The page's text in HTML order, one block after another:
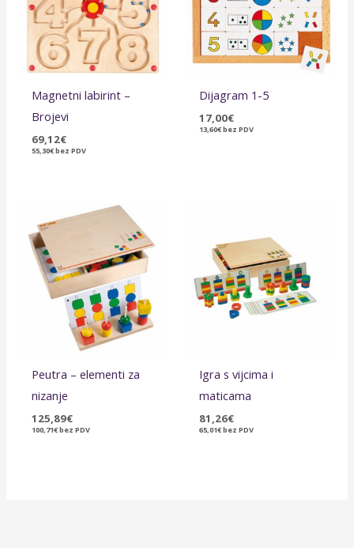
Magnetni labirint –
Brojevi
69,12€
55,30€bez PDV
Dijagram 1-5
17,00€
13,60€bez PDV
Peutra – elementi za
nizanje
125,89€
100,71€bez PDV
Igra s vijcima i
maticama
81,26€
65,01€bez PDV